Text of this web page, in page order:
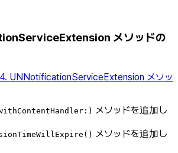
メソッドの
UNNotificationServiceExtension メソッ
メソッドを追加し
メソッドを追加し